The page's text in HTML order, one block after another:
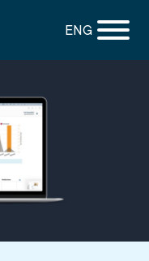
ENG